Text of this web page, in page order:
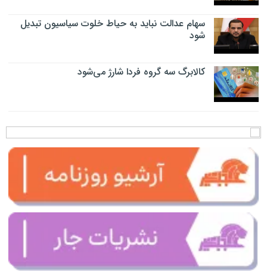
سهام عدالت نباید به حیاط خلوت سیاسیون تبدیل
شود
کالابرگ سه گروه فردا شارژ می‌شود